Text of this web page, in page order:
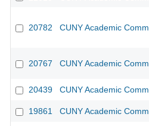
20782 CUNY Academic
20767 CUNY Academic
20439 CUNY Academic
19861 CUNY Academic